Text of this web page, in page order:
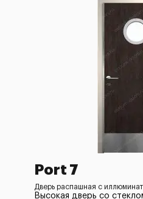
Port 7
Дверь распашная с
Высокая дверь со